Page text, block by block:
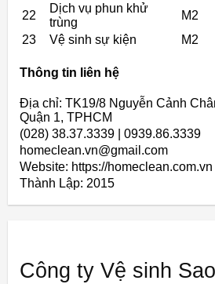
22
Dịch vụ phun khử
trùng
M2
23
Vệ sinh sự kiện M2
Thông tin liên hệ
Địa chỉ: TK19/8 Nguyễn Cảnh
Quận 1, TPHCM
(028) 38.37.3339 | 0939.86.3339
homeclean.vn@gmail.com
Website: https://homeclean.com.vn
Thành Lập: 2015
Công ty Vệ sinh